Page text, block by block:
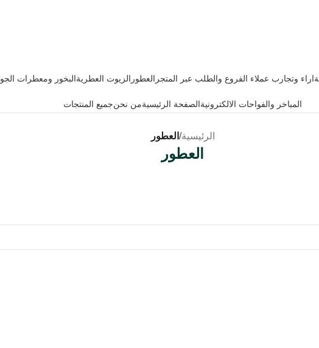
اراء وتجارب عملاء الفروع والطلب عبر المتجر العطور الزيوت العطريةالبخور ومعطرات الجو
المباخر والفواحات الالكترونيةالصفحة الرئيسيةمن نحنجميع المنتجات
الرئيسية/ العطور
العطور